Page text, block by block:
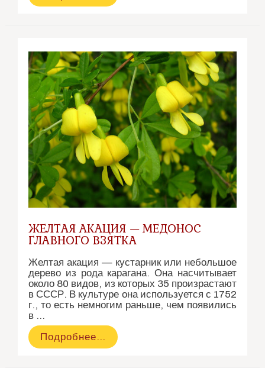
острый
ЖЕЛТАЯ АКАЦИЯ — МЕДОНОС
ГЛАВНОГО ВЗЯТКА
Желтая акация — кустарник или небольшое
дерево из рода карагана. Она насчитывает
около 80 видов, из которых 35 произрастают
в СССР. В культуре она используется с 1752
г., то есть немногим раньше, чем появились
в …
Желтая
Акация
Подробнее…